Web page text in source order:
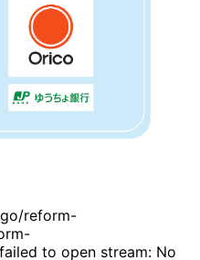
reform-
to open stream: No